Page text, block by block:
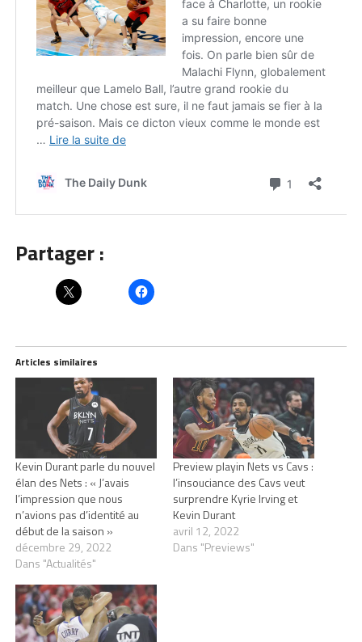
Partager :
Articles similaires
Kevin Durant parle du nouvel
élan des Nets : « J’avais
l’impression que nous
n’avions pas d’identité au
début de la saison »
décembre 29, 2022
Dans "Actualités"
Preview playin Nets vs Cavs :
l’insouciance des Cavs veut
surprendre Kyrie Irving et
Kevin Durant
avril 12, 2022
Dans "Previews"